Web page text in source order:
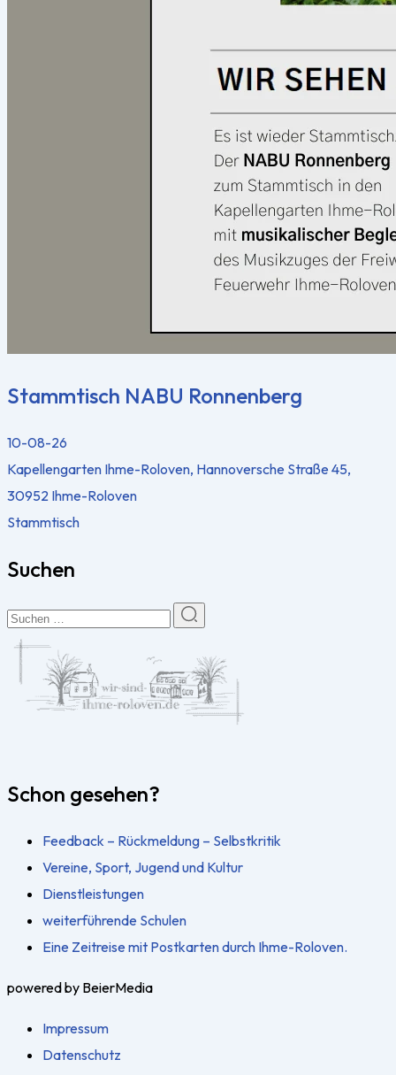
Stammtisch NABU Ronnenberg
10-08-26
Kapellengarten Ihme-Roloven, Hannoversche Straße 45,
30952 Ihme-Roloven
Stammtisch
Suchen
Schon gesehen?
Feedback – Rückmeldung – Selbstkritik
Vereine, Sport, Jugend und Kultur
Dienstleistungen
weiterführende Schulen
Eine Zeitreise mit Postkarten durch Ihme-Roloven.
powered by BeierMedia
Impressum
Datenschutz